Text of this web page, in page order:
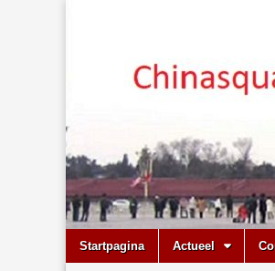
Main
menu
Skip
Startpagina Actueel